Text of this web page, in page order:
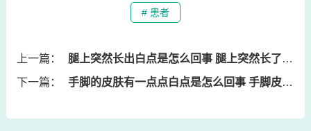
# 患者
上一篇：
腿上突然长出白点是怎么回事 腿上突然长了小白点是怎么回事
下一篇：
手脚的皮肤有一点点白点是怎么回事 手脚皮肤里很多一点一点白色